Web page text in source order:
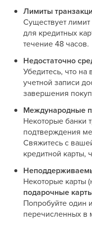
Лимиты
Существует
для кредитных
течение 48 часов.
Недостаточно
Убедитесь, что
учетной записи
завершения
Международные
Некоторые банки
подтверждения
Свяжитесь с
кредитной карты,
Некоторые карты
подарочные
Попробуйте один
перечисленных в